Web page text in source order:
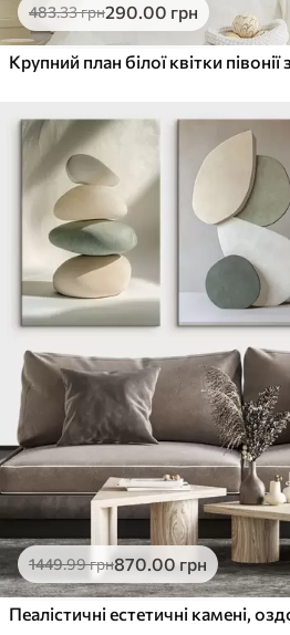
483.33грн290.00 грн
1449.99грн870.00 грн